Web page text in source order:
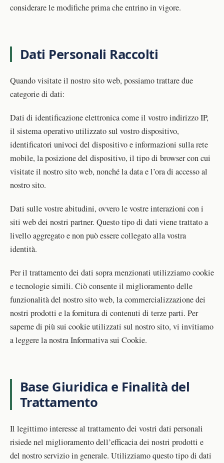
considerare le modifiche prima che entrino in vigore.
Dati Personali Raccolti
Quando visitate il nostro sito web, possiamo trattare due
categorie di dati:
Dati di identificazione elettronica come il vostro indirizzo IP,
il sistema operativo utilizzato sul vostro dispositivo,
identificatori univoci del dispositivo e informazioni sulla rete
mobile, la posizione del dispositivo, il tipo di browser con cui
visitate il nostro sito web, nonché la data e l’ora di accesso al
nostro sito.
Dati sulle vostre abitudini, ovvero le vostre interazioni con i
siti web dei nostri partner. Questo tipo di dati viene trattato a
livello aggregato e non può essere collegato alla vostra
identità.
Per il trattamento dei dati sopra menzionati utilizziamo cookie
e tecnologie simili. Ciò consente il miglioramento delle
funzionalità del nostro sito web, la commercializzazione dei
nostri prodotti e la fornitura di contenuti di terze parti. Per
saperne di più sui cookie utilizzati sul nostro sito, vi invitiamo
a leggere la nostra Informativa sui Cookie.
Base Giuridica e Finalità del
Trattamento
Il legittimo interesse al trattamento dei vostri dati personali
risiede nel miglioramento dell’efficacia dei nostri prodotti e
del nostro servizio in generale. Utilizziamo questo tipo di dati